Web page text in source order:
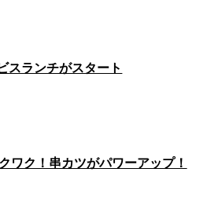
スランチがスタート
ワク！串カツがパワーアップ！